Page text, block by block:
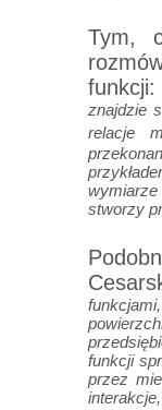
Tym,
znajdzie
relacje
stworzy
funkcji
przez